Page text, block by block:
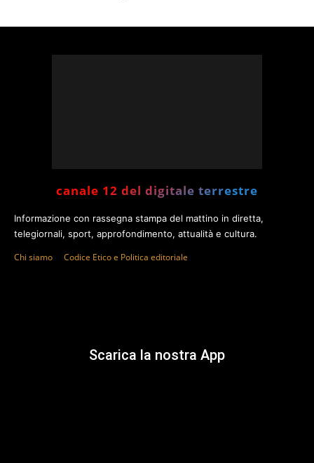
canale 12 del digitale terrestre
Informazione con rassegna stampa del mattino in diretta,
telegiornali, sport, approfondimento, attualità e cultura.
Chi siamo Codice Etico e Politica editoriale
Scarica la nostra App